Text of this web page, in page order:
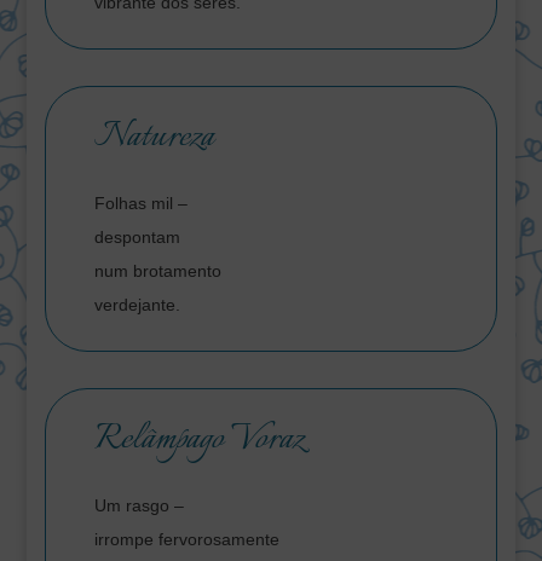
Natureza
Folhas mil –
despontam
num brotamento
verdejante.
Relâmpago Voraz
Um rasgo –
irrompe fervorosamente